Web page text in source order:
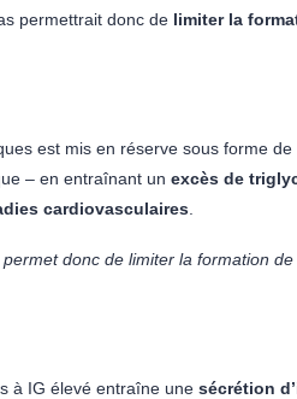
permettrait donc de limiter la
est mis en réserve sous forme de
– en entraînant un excès de
cardiovasculaires
donc de limiter la formation de
à IG élevé entraîne une sécrétion